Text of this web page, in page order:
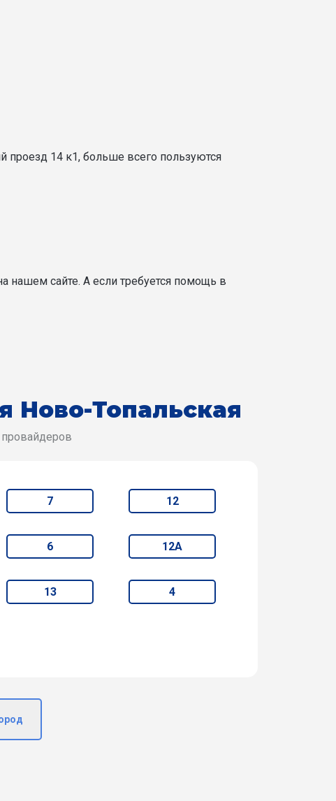
проезд 14 к1, больше всего пользуются
сайте. А если требуется помощь в
Ново-Топальская
7 12
6 12А
13 4